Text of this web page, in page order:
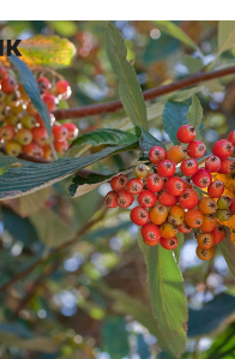
(044) 233-22-13
(093) 233-22-13
Декоративные деревья